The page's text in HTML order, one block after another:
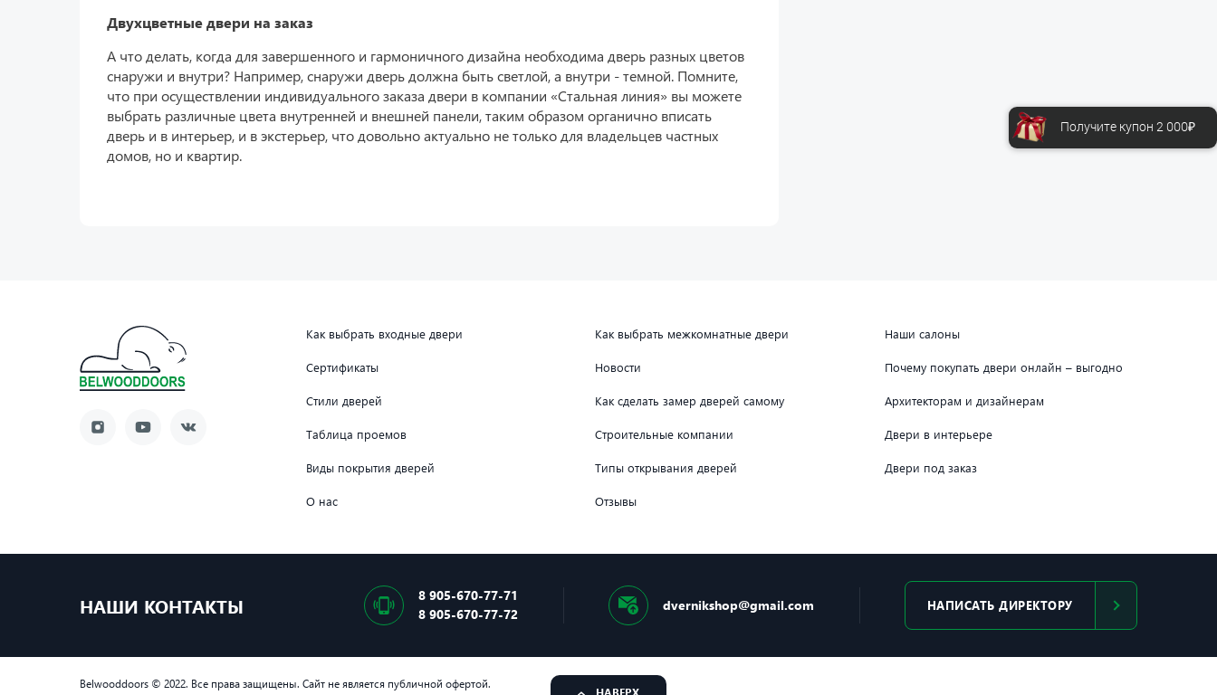
Двухцветные двери на заказ
А что делать, когда для завершенного и гармоничного дизайна необходима дверь разных цветов
снаружи и внутри? Например, снаружи дверь должна быть светлой, а внутри - темной. Помните,
что при осуществлении индивидуального заказа двери в компании «Стальная линия» вы можете
выбрать различные цвета внутренней и внешней панели, таким образом органично вписать
дверь и в интерьер, и в экстерьер, что довольно актуально не только для владельцев частных
домов, но и квартир.
Как выбрать входные двери Как выбрать межкомнатные двери Наши салоны
Сертификаты Новости Почему покупать двери онлайн – выгодно
Стили дверей Как сделать замер дверей самому Архитекторам и дизайнерам
Таблица проемов Строительные компании Двери в интерьере
Виды покрытия дверей Типы открывания дверей Двери под заказ
О нас Отзывы
НАШИ КОНТАКТЫ
8 905-670-77-71
8 905-670-77-72
dvernikshop@gmail.com НАПИСАТЬ ДИРЕКТОРУ
Belwooddoors © 2022. Все права защищены. Сайт не является публичной офертой.
Получите купон 2 000₽